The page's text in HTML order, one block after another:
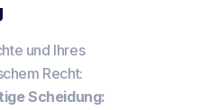
und Ihres
Recht:
Scheidung: